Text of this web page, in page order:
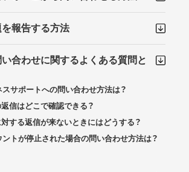
報告する方法
合わせに関するよくある質問と
サポートへの問い合わせ方法は？
信はどこで確認できる？
する返信が来ないときにはどうする？
トが停止された場合の問い合わせ方法は？